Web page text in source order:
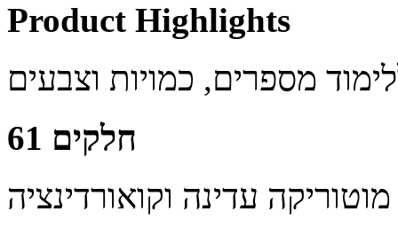
Product Highlights
61 חלקים
עדינה וקואורדינציה